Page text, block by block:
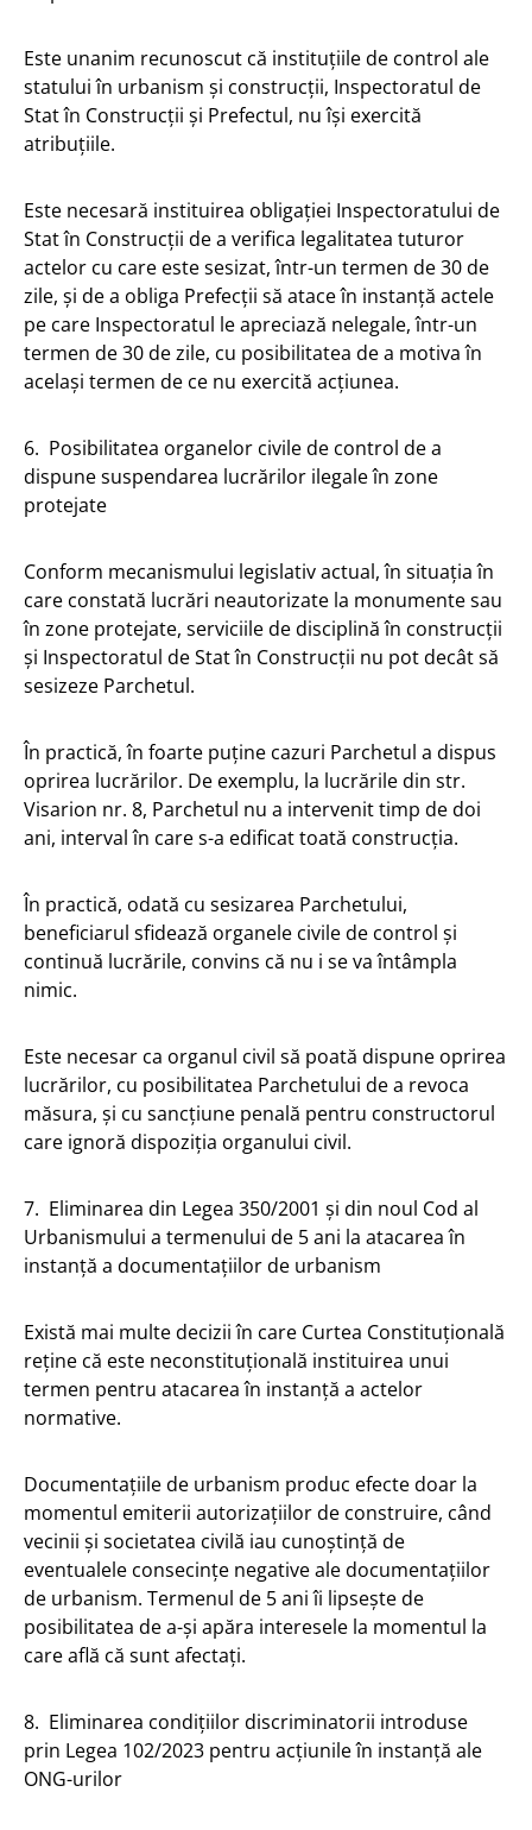
Este unanim recunoscut că instituțiile de control ale
statului în urbanism și construcții, Inspectoratul de
Stat în Construcții și Prefectul, nu își exercită
atribuțiile.
Este necesară instituirea obligației Inspectoratului de
Stat în Construcții de a verifica legalitatea tuturor
actelor cu care este sesizat, într-un termen de 30 de
zile, și de a obliga Prefecții să atace în instanță actele
pe care Inspectoratul le apreciază nelegale, într-un
termen de 30 de zile, cu posibilitatea de a motiva în
același termen de ce nu exercită acțiunea.
6. Posibilitatea organelor civile de control de a
dispune suspendarea lucrărilor ilegale în zone
protejate
Conform mecanismului legislativ actual, în situația în
care constată lucrări neautorizate la monumente sau
în zone protejate, serviciile de disciplină în construcții
și Inspectoratul de Stat în Construcții nu pot decât să
sesizeze Parchetul.
În practică, în foarte puține cazuri Parchetul a dispus
oprirea lucrărilor. De exemplu, la lucrările din str.
Visarion nr. 8, Parchetul nu a intervenit timp de doi
ani, interval în care s-a edificat toată construcția.
În practică, odată cu sesizarea Parchetului,
beneficiarul sfidează organele civile de control și
continuă lucrările, convins că nu i se va întâmpla
nimic.
Este necesar ca organul civil să poată dispune oprirea
lucrărilor, cu posibilitatea Parchetului de a revoca
măsura, și cu sancțiune penală pentru constructorul
care ignoră dispoziția organului civil.
7. Eliminarea din Legea 350/2001 și din noul Cod al
Urbanismului a termenului de 5 ani la atacarea în
instanță a documentațiilor de urbanism
Există mai multe decizii în care Curtea Constituțională
reține că este neconstituțională instituirea unui
termen pentru atacarea în instanță a actelor
normative.
Documentațiile de urbanism produc efecte doar la
momentul emiterii autorizațiilor de construire, când
vecinii și societatea civilă iau cunoștință de
eventualele consecințe negative ale documentațiilor
de urbanism. Termenul de 5 ani îi lipsește de
posibilitatea de a-și apăra interesele la momentul la
care află că sunt afectați.
8. Eliminarea condițiilor discriminatorii introduse
prin Legea 102/2023 pentru acțiunile în instanță ale
ONG-urilor